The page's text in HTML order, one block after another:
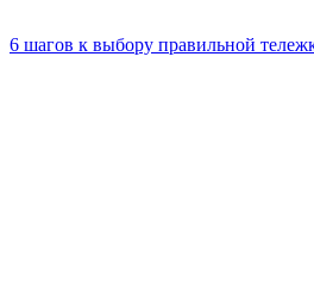
6 шагов к выбору правильной